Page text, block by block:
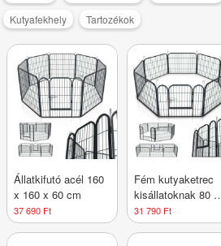
Kutyafekhely Tartozékok
Állatkifutó acél 160
x 160 x 60 cm
37 690 Ft
Fém kutyaketrec
kisállatoknak 80 x
60 cm
31 790 Ft